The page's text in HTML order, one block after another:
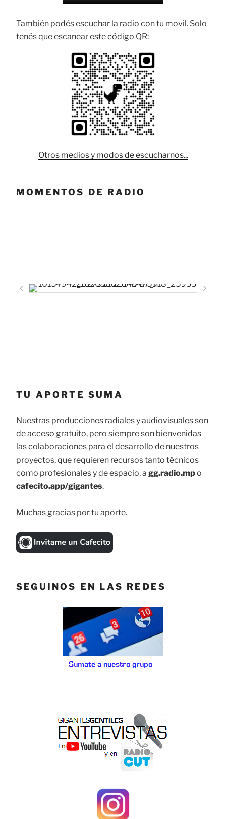
También podés escuchar la radio con tu movil. Solo
tenés que escanear este código QR:
Otros medios y modos de escucharnos...
MOMENTOS DE RADIO
TU APORTE SUMA
Nuestras producciones radiales y audiovisuales son
de acceso gratuito, pero siempre son bienvenidas
las colaboraciones para el desarrollo de nuestros
proyectos, que requieren recursos tanto técnicos
como profesionales y de espacio, a gg.radio.mpo
cafecito.app/gigantes.
Muchas gracias por tu aporte.
SEGUINOS EN LAS REDES